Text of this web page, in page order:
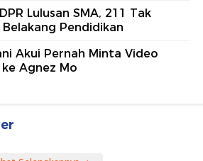
Lulusan SMA, 211 Tak
Pendidikan
Akui Pernah Minta Video
Agnez Mo